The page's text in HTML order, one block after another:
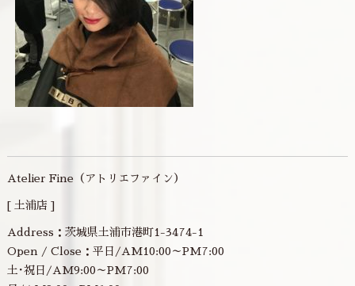
Atelier Fine（アトリエファイン）
[ 土浦店 ]
Address：茨城県土浦市港町1-3474-1
Open / Close：平日/AM10:00～PM7:00
土･祝日/AM9:00～PM7:00